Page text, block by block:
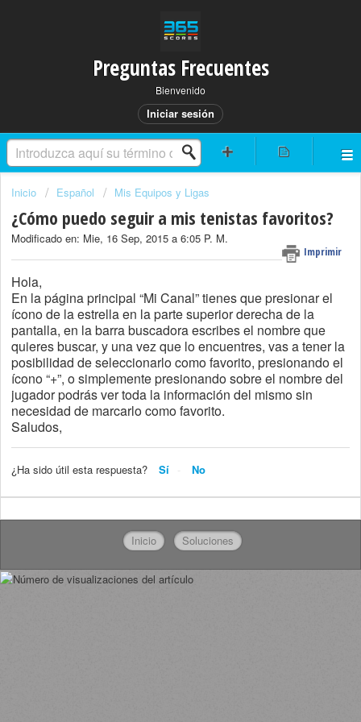
Preguntas Frecuentes
Bienvenido
Iniciar sesión
Inicio Español Mis Equipos y Ligas
¿Cómo puedo seguir a mis tenistas favoritos?
Imprimir
Modificado en: Mie, 16 Sep, 2015 a 6:05 P. M.
Hola,
En la página principal “Mi Canal” tienes que presionar el
ícono de la estrella en la parte superior derecha de la
pantalla, en la barra buscadora escribes el nombre que
quieres buscar, y una vez que lo encuentres, vas a tener la
posibilidad de seleccionarlo como favorito, presionando el
ícono “+”, o simplemente presionando sobre el nombre del
jugador podrás ver toda la información del mismo sin
necesidad de marcarlo como favorito.
Saludos,
¿Ha sido útil esta respuesta? Sí No
Inicio Soluciones